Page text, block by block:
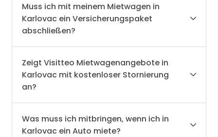
Muss ich mit meinem Mietwagen in
Karlovac ein Versicherungspaket
abschließen?
Zeigt Visitteo Mietwagenangebote in
Karlovac mit kostenloser Stornierung
an?
Was muss ich mitbringen, wenn ich in
Karlovac ein Auto miete?